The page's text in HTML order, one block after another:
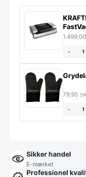
1.499,00
-
79,95
-
Sikker handel
E-mærket
Professionel